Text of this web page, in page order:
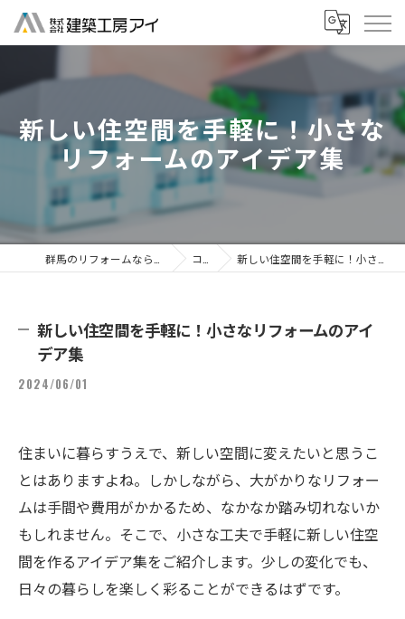
新しい住空間を手軽に！小さな
リフォームのアイデア集
コラム 新しい住空間を手軽に！小さなリフォームのアイデア集
新しい住空間を手軽に！小さなリフォームのアイ
デア集
2024/06/01
住まいに暮らすうえで、新しい空間に変えたいと思うこ
とはありますよね。しかしながら、大がかりなリフォー
ムは手間や費用がかかるため、なかなか踏み切れないか
もしれません。そこで、小さな工夫で手軽に新しい住空
間を作るアイデア集をご紹介します。少しの変化でも、
日々の暮らしを楽しく彩ることができるはずです。